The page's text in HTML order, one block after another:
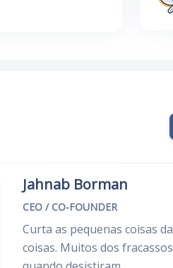
Jahnab Borman
CEO / CO-FOUNDER
Curta as pequenas coisas
coisas. Muitos dos